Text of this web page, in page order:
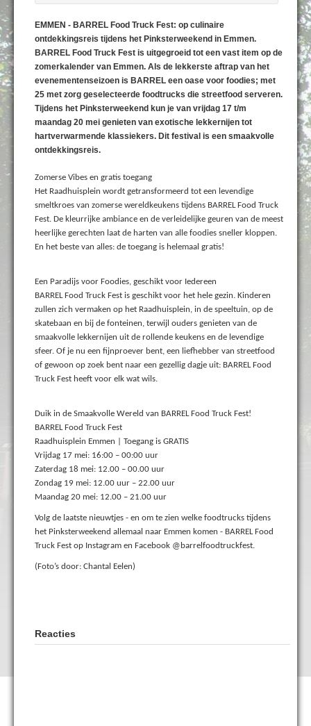
EMMEN - BARREL Food Truck Fest: op culinaire
ontdekkingsreis tijdens het Pinksterweekend in Emmen.
BARREL Food Truck Fest is uitgegroeid tot een vast item op de
zomerkalender van Emmen. Als de lekkerste aftrap van het
evenementenseizoen is BARREL een oase voor foodies; met
25 met zorg geselecteerde foodtrucks die streetfood serveren.
Tijdens het Pinksterweekend kun je van vrijdag 17 t/m
maandag 20 mei genieten van exotische lekkernijen tot
hartverwarmende klassiekers. Dit festival is een smaakvolle
ontdekkingsreis.
Zomerse Vibes en gratis toegang
Het Raadhuisplein wordt getransformeerd tot een levendige
smeltkroes van zomerse wereldkeukens tijdens BARREL Food Truck
Fest. De kleurrijke ambiance en de verleidelijke geuren van de meest
heerlijke gerechten laat de harten van alle foodies sneller kloppen.
En het beste van alles: de toegang is helemaal gratis!
Een Paradijs voor Foodies, geschikt voor Iedereen
BARREL Food Truck Fest is geschikt voor het hele gezin. Kinderen
zullen zich vermaken op het Raadhuisplein, in de speeltuin, op de
skatebaan en bij de fonteinen, terwijl ouders genieten van de
smaakvolle lekkernijen uit de rollende keukens en de levendige
sfeer. Of je nu een fijnproever bent, een liefhebber van streetfood
of gewoon op zoek bent naar een gezellig dagje uit: BARREL Food
Truck Fest heeft voor elk wat wils.
Duik in de Smaakvolle Wereld van BARREL Food Truck Fest!
BARREL Food Truck Fest
Raadhuisplein Emmen | Toegang is GRATIS
Vrijdag 17 mei: 16:00 – 00:00 uur
Zaterdag 18 mei: 12.00 – 00.00 uur
Zondag 19 mei: 12.00 uur – 22.00 uur
Maandag 20 mei: 12.00 – 21.00 uur
Volg de laatste nieuwtjes - en om te zien welke foodtrucks tijdens
het Pinksterweekend allemaal naar Emmen komen - BARREL Food
Truck Fest op Instagram en Facebook @barrelfoodtruckfest.
(Foto’s door: Chantal Eelen)
Reacties